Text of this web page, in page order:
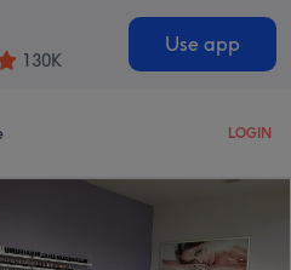
130K
Use app
LOGIN